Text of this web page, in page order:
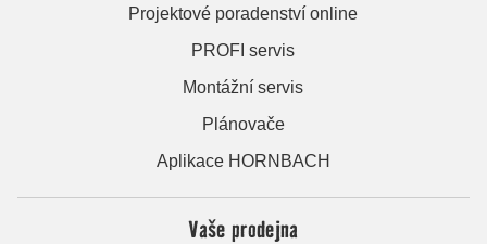
Projektové poradenství online
PROFI servis
Montážní servis
Plánovače
Aplikace HORNBACH
Vaše prodejna